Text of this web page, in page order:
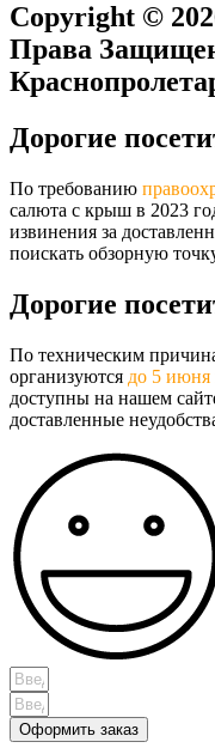
Copyright ©
Права
Дорогие
По требованию
салюта с крыш в 2023
извинения за
поискать обзорную
Дорогие
По техническим
организуются до 5 июня
доступны на нашем
доставленные
Оформить заказ